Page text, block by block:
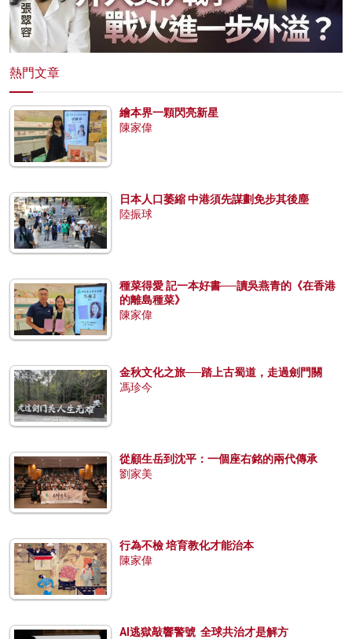
熱門文章
繪本界一顆閃亮新星
陳家偉
日本人口萎縮 中港須先謀劃免步其後塵
陸振球
種菜得愛 記一本好書──讀吳燕青的《在香港
的離島種菜》
陳家偉
金秋文化之旅──踏上古蜀道，走過劍門關
馮珍今
從顧生岳到沈平：一個座右銘的兩代傳承
劉家美
行為不檢 培育教化才能治本
陳家偉
AI逃獄敲響警號 全球共治才是解方